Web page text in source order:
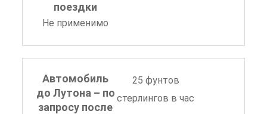
поездки
Не применимо
Автомобиль
до Лутона – по
запросу после
25 фунтов
стерлингов в час